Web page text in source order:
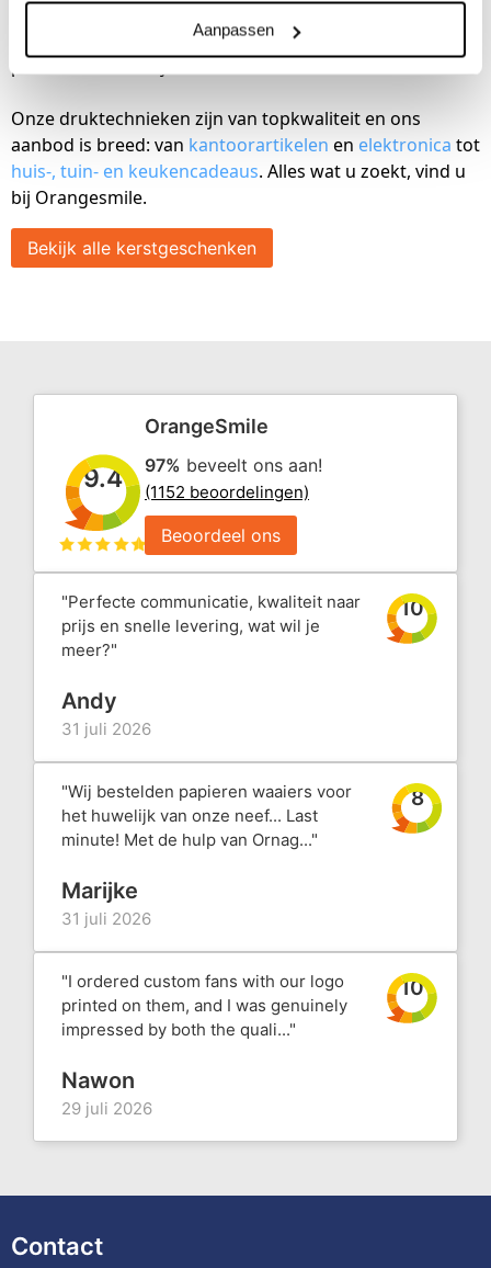
Aanpassen
kiest voor mokken, kerstpakketten, of een stijlvolle
herbruikbare tas, wij zorgen dat uw kerstbedankje
perfect aansluit bij uw wensen.
Onze druktechnieken zijn van topkwaliteit en ons
aanbod is breed: van kantoorartikelen en elektronica tot
huis-, tuin- en keukencadeaus. Alles wat u zoekt, vind u
bij Orangesmile.
Bekijk alle kerstgeschenken
9.4
OrangeSmile
97% beveelt ons aan!
(1152 beoordelingen)
Beoordeel ons
"Perfecte communicatie, kwaliteit naar
prijs en snelle levering, wat wil je
meer?"
10
Andy
31 juli 2026
"Wij bestelden papieren waaiers voor
het huwelijk van onze neef... Last
minute! Met de hulp van Ornag..."
8
Marijke
31 juli 2026
"I ordered custom fans with our logo
printed on them, and I was genuinely
impressed by both the quali..."
10
Nawon
29 juli 2026
Contact